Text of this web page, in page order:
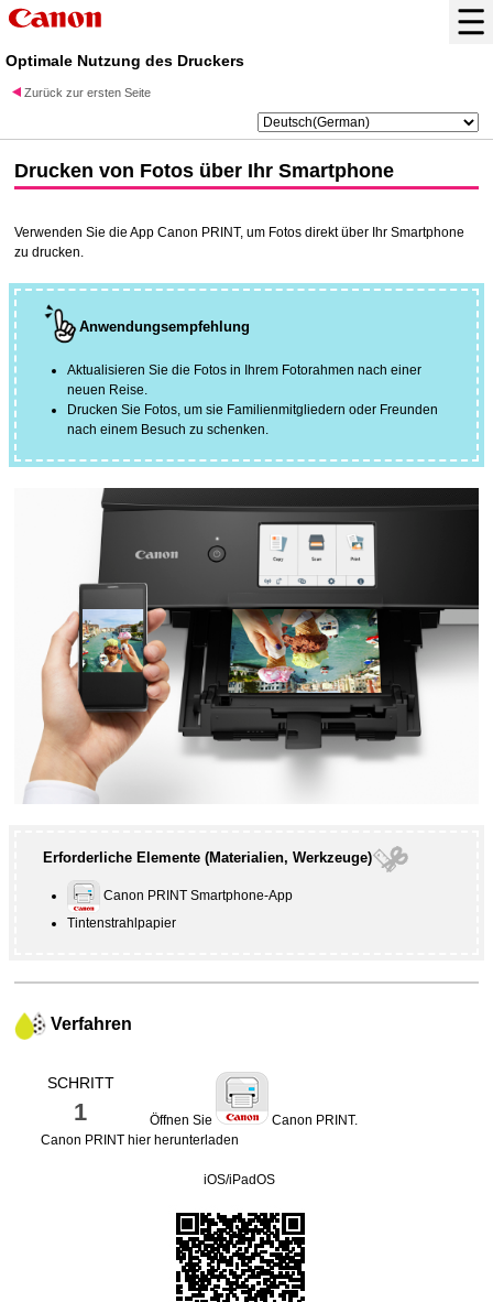
Optimale Nutzung des Druckers
Zurück zur ersten Seite
Drucken von Fotos über Ihr Smartphone
Verwenden Sie die AppCanon PRINT, um Fotos direkt über Ihr Smartphone
zu drucken.
Anwendungsempfehlung
Aktualisieren Sie die Fotos in Ihrem Fotorahmen nach einer
neuen Reise.
Drucken Sie Fotos, um sie Familienmitgliedern oder Freunden
nach einem Besuch zu schenken.
Erforderliche Elemente (Materialien, Werkzeuge)
Canon PRINT Smartphone-App
Tintenstrahlpapier
Verfahren
SCHRITT
1 Öffnen Sie Canon PRINT.
Canon PRINT hier herunterladen
iOS/iPadOS